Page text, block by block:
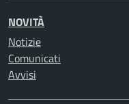
NOVITÀ
Notizie
Comunicati
Avvisi